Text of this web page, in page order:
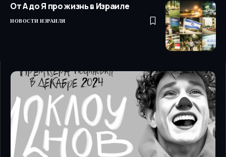
От А до Я про жизнь в Израиле
НОВОСТИ ИЗРАИЛЯ